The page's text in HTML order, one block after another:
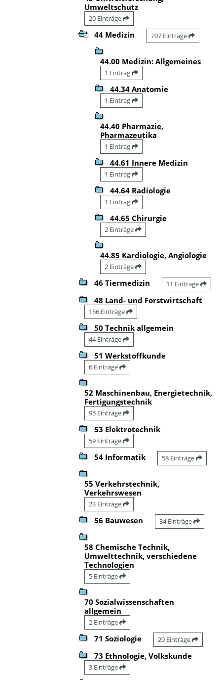
Umweltschutz
20 Einträge
44 Medizin 707 Einträge
44.00 Medizin: Allgemeines
1 Eintrag
44.34 Anatomie
1 Eintrag
44.40 Pharmazie,
Pharmazeutika
1 Eintrag
44.61 Innere Medizin
1 Eintrag
44.64 Radiologie
1 Eintrag
44.65 Chirurgie
2 Einträge
44.85 Kardiologie, Angiologie
2 Einträge
46 Tiermedizin 11 Einträge
48 Land- und Forstwirtschaft
156 Einträge
50 Technik allgemein
44 Einträge
51 Werkstoffkunde
6 Einträge
52 Maschinenbau, Energietechnik,
Fertigungstechnik
95 Einträge
53 Elektrotechnik
59 Einträge
54 Informatik 58 Einträge
55 Verkehrstechnik,
Verkehrswesen
23 Einträge
56 Bauwesen 34 Einträge
58 Chemische Technik,
Umwelttechnik, verschiedene
Technologien
5 Einträge
70 Sozialwissenschaften
allgemein
2 Einträge
71 Soziologie 20 Einträge
73 Ethnologie, Volkskunde
3 Einträge